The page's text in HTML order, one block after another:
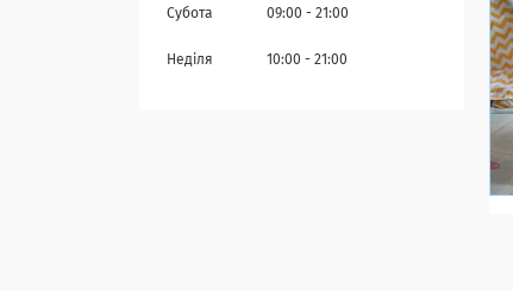
Субота 09:00 21:00
Неділя 10:00 21:00